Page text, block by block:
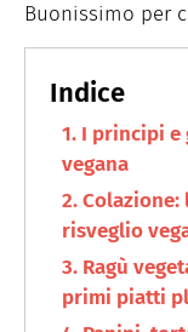
Buonissimo per
I principi e
vegana
Colazione:
risveglio
Ragù
primi piatti